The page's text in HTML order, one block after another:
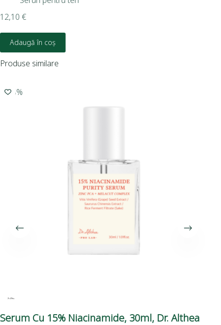
12,10 €
Adaugă în coș
Produse similare
-15%
Serum Cu 15% Niacinamide, 30ml, Dr. Althea